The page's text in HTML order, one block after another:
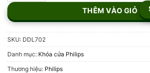
THÊM VÀO GIỎ
SKU: DDL702
Danh mục: Khóa cửa Philips
Thương hiệu: Philips